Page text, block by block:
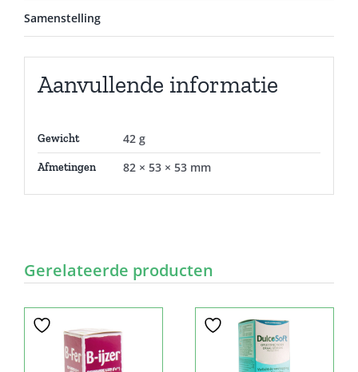
Samenstelling
Aanvullende informatie
Gewicht 42 g
Afmetingen 82 × 53 × 53 mm
Gerelateerde producten